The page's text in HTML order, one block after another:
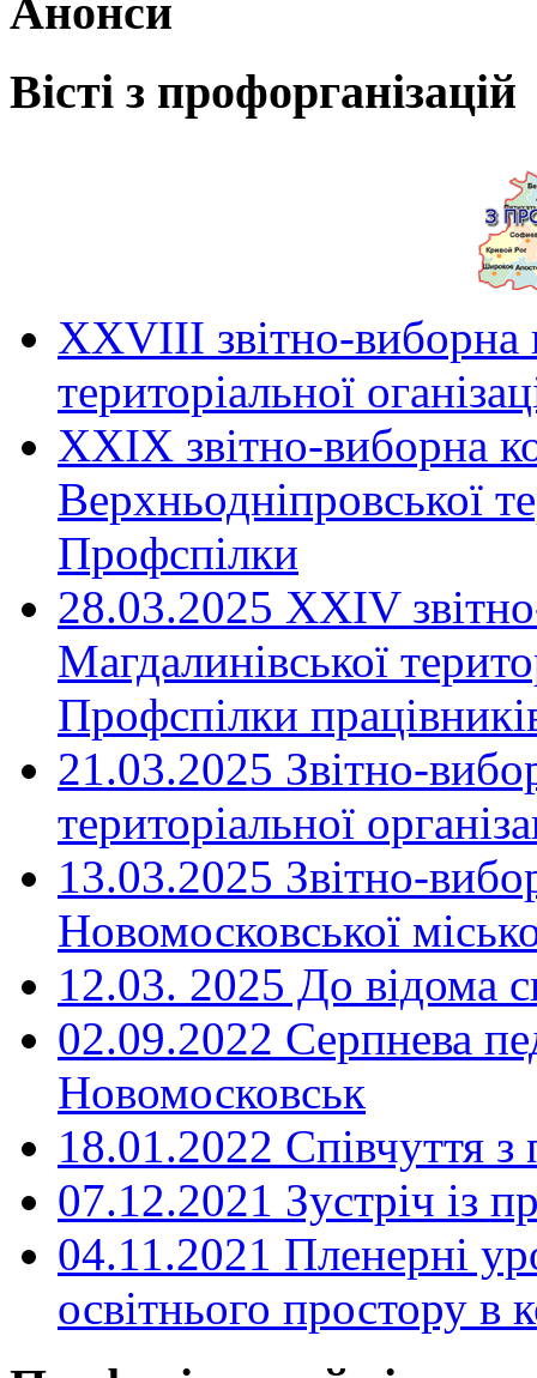
Анонси
Вісті з профорганізацій
ХХVIII звітно-виборна
територіальної
XXIX звітно-виборна
Верхньодніпровської
Профспілки
28.03.2025 ХХІV
Магдалинівської
Профспілки
21.03.2025 Звітно-
територіальної
13.03.2025 Звітно-
Новомосковської
12.03. 2025 До відома
02.09.2022 Серпнева
Новомосковськ
18.01.2022 Співчуття з
07.12.2021 Зустріч із
04.11.2021 Пленерні
освітнього простору